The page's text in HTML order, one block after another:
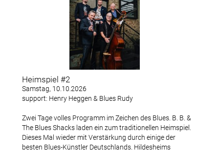
Datenschutzerklärung
Archiv Bischofsmühle
Konzertfotos Bischofsmühle
Mitglieder
Heimspiel #2
Samstag, 10.10.2026
support: Henry Heggen & Blues Rudy
Zwei Tage volles Programm im Zeichen des Blues. B. B. &
The Blues Shacks laden ein zum traditionellen Heimspiel.
Dieses Mal wieder mit Verstärkung durch einige der
besten Blues-Künstler Deutschlands. Hildesheims